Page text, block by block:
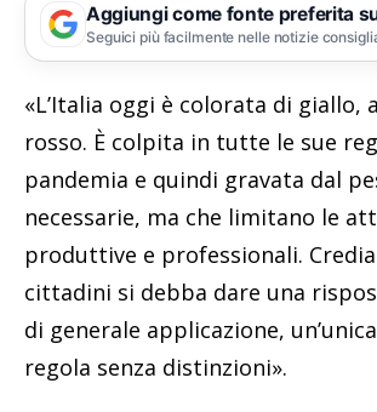
Aggiungi come fonte preferita
Seguici più facilmente nelle notizie
«L’Italia oggi è colorata di giallo,
rosso. È colpita in tutte le sue
pandemia e quindi gravata dal
necessarie, ma che limitano le
produttive e professionali.
cittadini si debba dare una
di generale applicazione,
regola senza distinzioni».